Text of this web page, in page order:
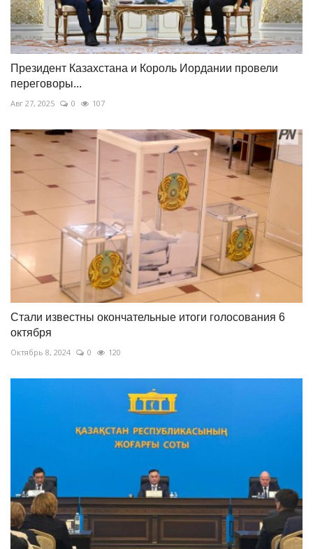
Президент Казахстана и Король Иордании провели
переговоры...
Авг 27, 2025 0 107
Стали известны окончательные итоги голосования 6
октября
Октябрь 8, 2024 0 120